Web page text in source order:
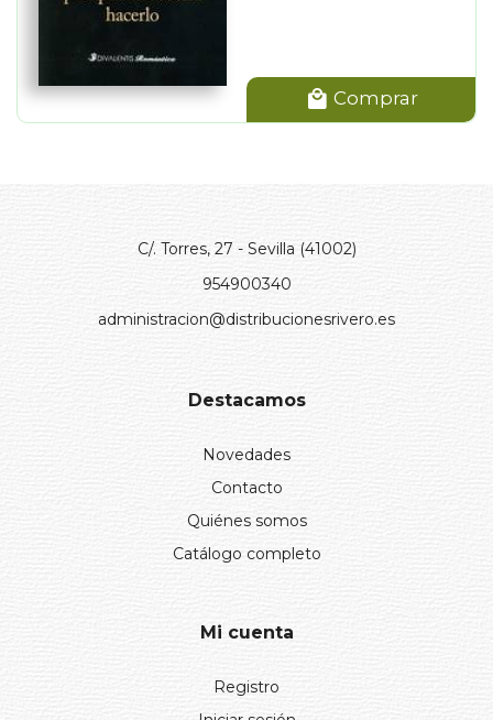
Comprar
C/. Torres, 27 - Sevilla (41002)
954900340
administracion@distribucionesrivero.es
Destacamos
Novedades
Contacto
Quiénes somos
Catálogo completo
Mi cuenta
Registro